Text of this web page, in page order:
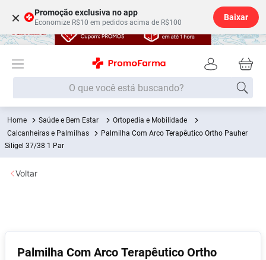
× Promoção exclusiva no app
Economize R$10 em pedidos acima de R$100
Baixar
O que você está buscando?
Saúde e Bem Estar
Ortopedia e Mobilidade
Calcanheiras e Palmilhas
Palmilha Com Arco Terapêutico Ortho Pauher
Siligel 37/38 1 Par
Palmilha Com Arco Terapêutico Ortho
Voltar
Termos mais buscados
1º Fralda